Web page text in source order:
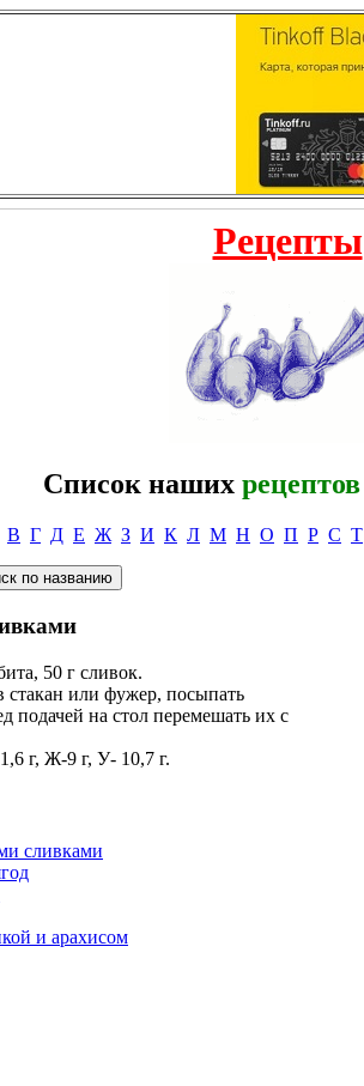
Рецепты
Список наших рецептов
В Г Д Е Ж З И К Л М Н О П Р С Т
50 г сливок.
или фужер, посыпать
подачей на стол перемешать их с
г, Ж-9 г, У- 10,7 г.
сливками
и арахисом